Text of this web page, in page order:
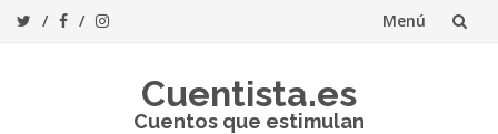
Menú
Cuentista.es
Cuentos que estimulan